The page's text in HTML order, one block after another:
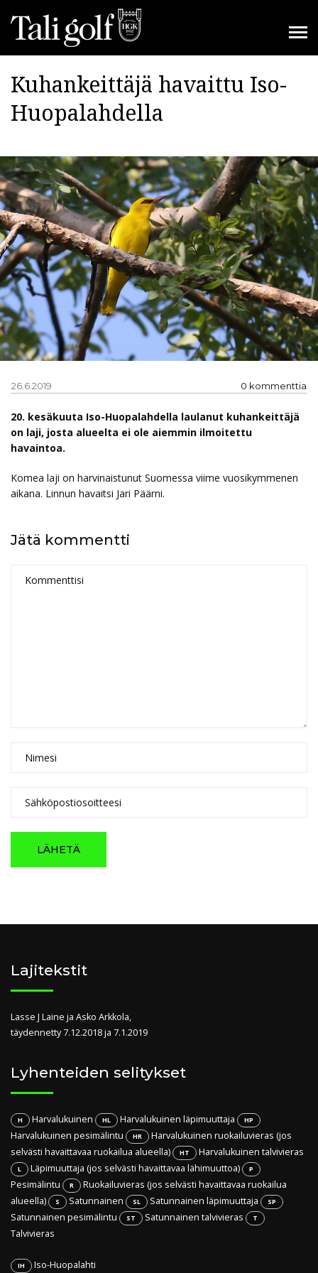
Kuhankeittäjä havaittu Iso-
Huopalahdella
26.6.2019 0 kommenttia
20. kesäkuuta Iso-Huopalahdella laulanut kuhankeittäjä
on laji, josta alueelta ei ole aiemmin ilmoitettu
havaintoa.
Komea laji on harvinaistunut Suomessa viime vuosikymmenen
aikana. Linnun havaitsi Jari Päärni.
Jätä kommentti
Lajitekstit
Lasse J Laine ja Asko Arkkola,
täydennetty 7.12.2018 ja 7.1.2019
Lyhenteiden selitykset
H Harvalukuinen HL Harvalukuinen läpimuuttaja HP
Harvalukuinen pesimälintu HR
Harvalukuinen ruokailuvieras (jos
selvästi havaittavaa ruokailua alueella)
HT Harvalukuinen talvivieras
L Läpimuuttaja (jos selvästi havaittavaa lähimuuttoa) P
Pesimälintu R
Ruokailuvieras (jos selvästi havaittavaa ruokailua
alueella)
S Satunnainen SL Satunnainen läpimuuttaja SP
Satunnainen pesimälintu ST Satunnainen talvivieras T
Talvivieras
IH Iso-Huopalahti